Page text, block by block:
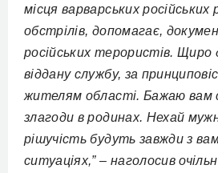
місця варварських
обстрілів, допомагає,
російських терористів. Щиро
віддану службу, за
жителям області. Бажаю вам
злагоди в родинах. Нехай
рішучість будуть завжди з
ситуаціях,” – наголосив